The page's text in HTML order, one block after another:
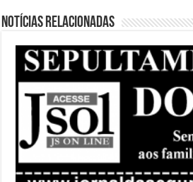
Notícias relacionadas